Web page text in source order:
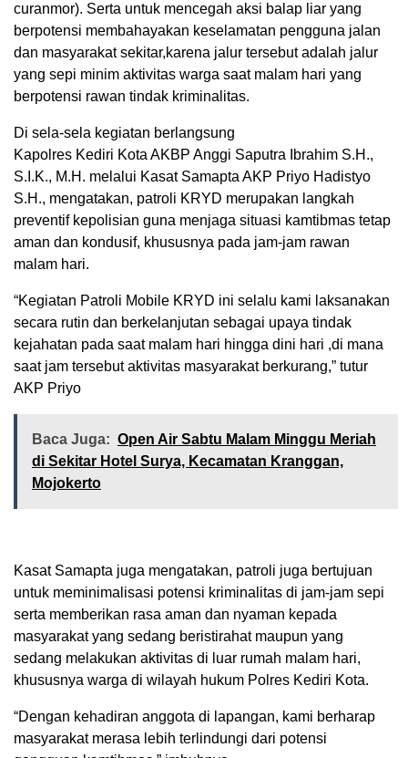
curanmor). Serta untuk mencegah aksi balap liar yang
berpotensi membahayakan keselamatan pengguna jalan
dan masyarakat sekitar,karena jalur tersebut adalah jalur
yang sepi minim aktivitas warga saat malam hari yang
berpotensi rawan tindak kriminalitas.
Di sela-sela kegiatan berlangsung
Kapolres Kediri Kota AKBP Anggi Saputra Ibrahim S.H.,
S.I.K., M.H. melalui Kasat Samapta AKP Priyo Hadistyo
S.H., mengatakan, patroli KRYD merupakan langkah
preventif kepolisian guna menjaga situasi kamtibmas tetap
aman dan kondusif, khususnya pada jam-jam rawan
malam hari.
“Kegiatan Patroli Mobile KRYD ini selalu kami laksanakan
secara rutin dan berkelanjutan sebagai upaya tindak
kejahatan pada saat malam hari hingga dini hari ,di mana
saat jam tersebut aktivitas masyarakat berkurang,” tutur
AKP Priyo
Baca Juga: Open Air Sabtu Malam Minggu Meriah
di Sekitar Hotel Surya, Kecamatan Kranggan,
Mojokerto
Kasat Samapta juga mengatakan, patroli juga bertujuan
untuk meminimalisasi potensi kriminalitas di jam-jam sepi
serta memberikan rasa aman dan nyaman kepada
masyarakat yang sedang beristirahat maupun yang
sedang melakukan aktivitas di luar rumah malam hari,
khususnya warga di wilayah hukum Polres Kediri Kota.
“Dengan kehadiran anggota di lapangan, kami berharap
masyarakat merasa lebih terlindungi dari potensi